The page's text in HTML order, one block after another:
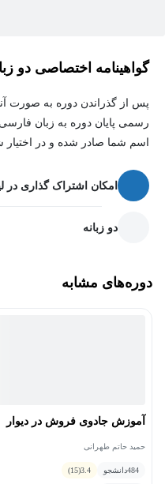
چطور پشتیبانی آنلاین
کنید.
گواهینامه اختصاصی دو
پس از گذراندن دوره به صورت
رسمی پایان دوره به زبان
اسم شما صادر شده و در اختیار
امکان اشتراک گذاری در
دو زبانه
دوره‌های مشابه
آموزش جادوی فروش در دیوار
حمید حاتم طهرانی
484دانشجو 3.4
(15)